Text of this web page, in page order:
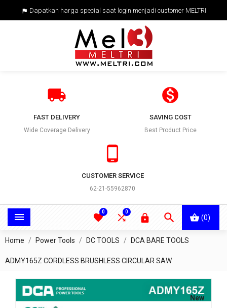
 Dapatkan harga special saat login menjadi customer MELTRI

FAST DELIVERY
Wide Coverage Delivery

SAVING COST
Best Product Price

CUSTOMER SERVICE
62-21-55962870
 (0)


0

0
Home Power Tools DC TOOLS DCA BARE TOOLS
ADMY165Z CORDLESS BRUSHLESS CIRCULAR SAW
New